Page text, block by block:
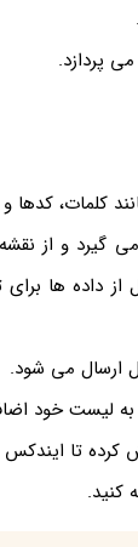
داده ها
ارسال می شود.
لیست خود
کرده تا
کنید.